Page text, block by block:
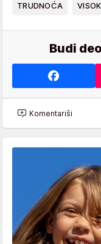
TRUDNOĆA
Budi
Komentariši